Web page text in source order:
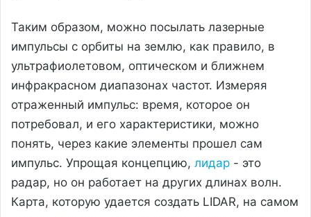
Таким образом, можно посылать лазерные
импульсы с орбиты на землю, как правило, в
ультрафиолетовом, оптическом и ближнем
инфракрасном диапазонах частот. Измеряя
отраженный импульс: время, которое он
потребовал, и его характеристики, можно
понять, через какие элементы прошел сам
импульс. Упрощая концепцию, лидар - это
радар, но он работает на других длинах волн.
Карта, которую удается создать LIDAR, на самом